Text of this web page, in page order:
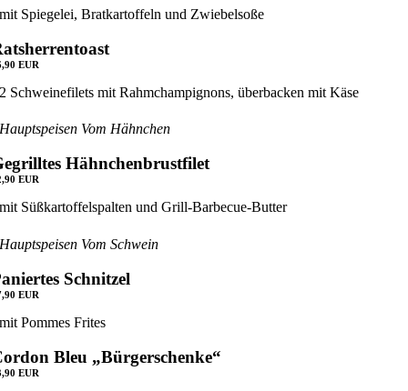
mit Spiegelei, Bratkartoffeln und Zwiebelsoße
EUR
2 Schweinefilets mit Rahmchampignons, überbacken mit Käse
Hauptspeisen Vom Hähnchen
Hähnchenbrustfilet
EUR
mit Süßkartoffelspalten und Grill-Barbecue-Butter
Hauptspeisen Vom Schwein
Schnitzel
EUR
mit Pommes Frites
Bleu „Bürgerschenke“
EUR